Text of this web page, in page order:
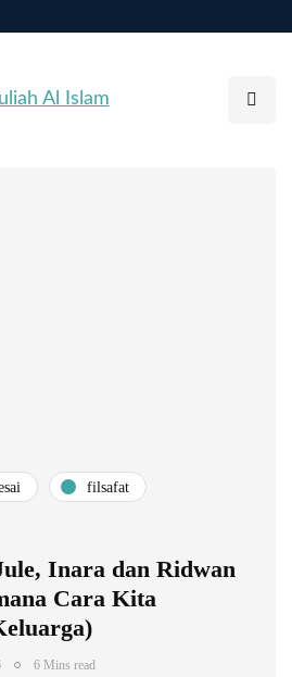
filsafat
Inara dan Ridwan
Cara Kita
6 Mins read